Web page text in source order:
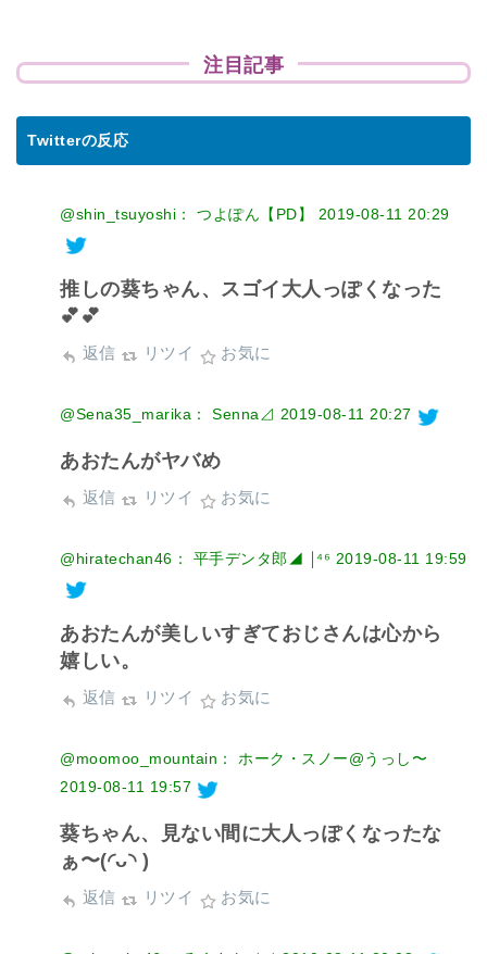
注目記事
Twitterの反応
@shin_tsuyoshi： つよぽん【PD】 2019-08-11 20:29
推しの葵ちゃん、スゴイ大人っぽくなった
💕💕
返信 リツイ お気に
@Sena35_marika： Senna⊿ 2019-08-11 20:27
あおたんがヤバめ
返信 リツイ お気に
@hiratechan46： 平手デンタ郎◢ ￨⁴⁶ 2019-08-11 19:59
あおたんが美しいすぎておじさんは心から
嬉しい。
返信 リツイ お気に
@moomoo_mountain： ホーク・スノー@うっし〜
2019-08-11 19:57
葵ちゃん、見ない間に大人っぽくなったな
ぁ〜(◜ᴗ◝ )
返信 リツイ お気に